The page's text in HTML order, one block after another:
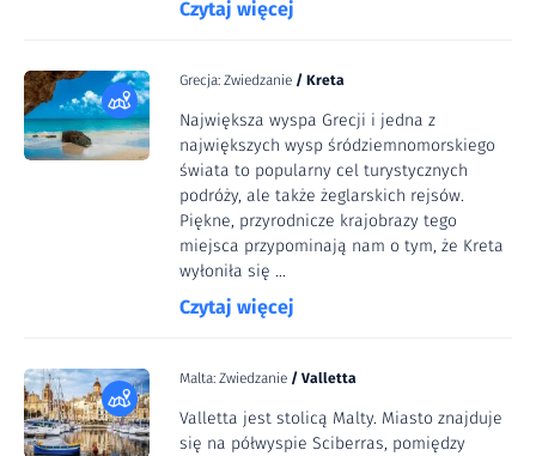
Czytaj więcej
Grecja: Zwiedzanie / Kreta
Największa wyspa Grecji i jedna z
największych wysp śródziemnomorskiego
świata to popularny cel turystycznych
podróży, ale także żeglarskich rejsów.
Piękne, przyrodnicze krajobrazy tego
miejsca przypominają nam o tym, że Kreta
wyłoniła się ...
Czytaj więcej
Malta: Zwiedzanie / Valletta
Valletta jest stolicą Malty. Miasto znajduje
się na półwyspie Sciberras, pomiędzy